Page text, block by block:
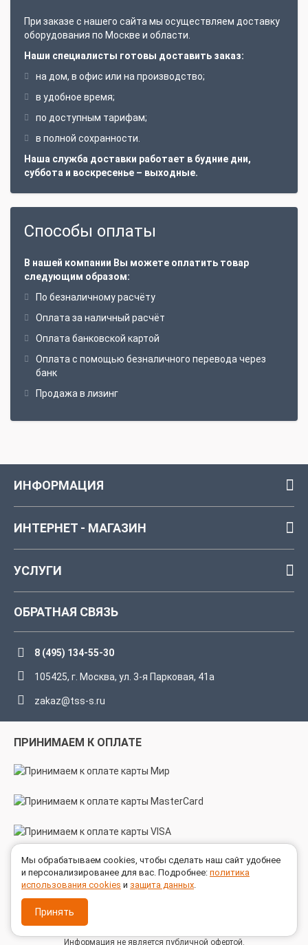
При заказе с нашего сайта мы осуществляем доставку
оборудования по Москве и области.
Наши специалисты готовы доставить заказ:
на дом, в офис или на производство;
в удобное время;
по доступным тарифам;
в полной сохранности.
Наша служба доставки работает в будние дни,
суббота и воскресенье – выходные.
Способы оплаты
В нашей компании Вы можете оплатить товар
следующим образом:
По безналичному расчёту
Оплата за наличный расчёт
Оплата банковской картой
Оплата с помощью безналичного перевода через
банк
Продажа в лизинг
ИНФОРМАЦИЯ
ИНТЕРНЕТ - МАГАЗИН
УСЛУГИ
ОБРАТНАЯ СВЯЗЬ
8 (495) 134-55-30
105425, г. Москва, ул. 3-я Парковая, 41а
zakaz@tss-s.ru
ПРИНИМАЕМ К ОПЛАТЕ
МЫ В СОЦСЕТЯХ
Информация не является публичной офертой.
Мы обрабатываем cookies, чтобы сделать наш сайт удобнее
и персонализированее для вас. Подробнее: политика
использования cookies и защита данных.
Принять